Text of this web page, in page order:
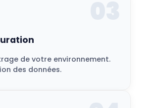
de votre environnement.
des données.